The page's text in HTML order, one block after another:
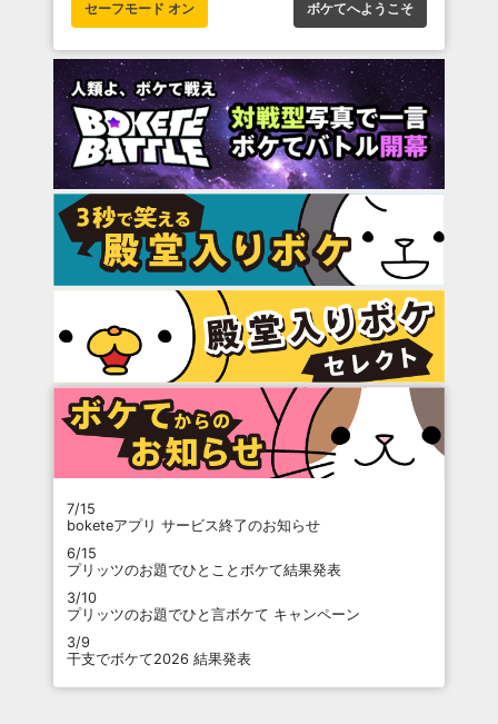
セーフモード オン ボケてへようこそ
7/15
boketeアプリ サービス終了のお知らせ
6/15
プリッツのお題でひとことボケて結果発表
3/10
プリッツのお題でひと言ボケて キャンペーン
3/9
干支でボケて2026 結果発表